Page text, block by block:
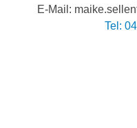
E-Mail:
Tel: